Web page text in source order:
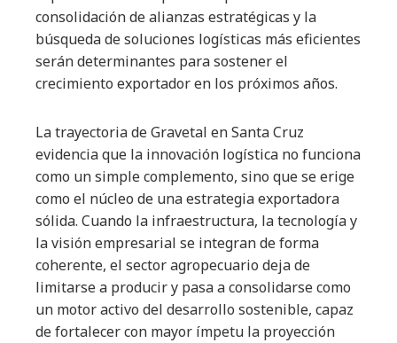
consolidación de alianzas estratégicas y la
búsqueda de soluciones logísticas más eficientes
serán determinantes para sostener el
crecimiento exportador en los próximos años.
La trayectoria de Gravetal en Santa Cruz
evidencia que la innovación logística no funciona
como un simple complemento, sino que se erige
como el núcleo de una estrategia exportadora
sólida. Cuando la infraestructura, la tecnología y
la visión empresarial se integran de forma
coherente, el sector agropecuario deja de
limitarse a producir y pasa a consolidarse como
un motor activo del desarrollo sostenible, capaz
de fortalecer con mayor ímpetu la proyección